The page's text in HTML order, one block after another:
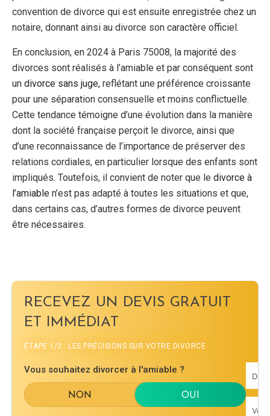
convention de divorce qui est ensuite enregistrée chez un
notaire, donnant ainsi au divorce son caractère officiel.
En conclusion, en 2024 à Paris 75008, la majorité des
divorces sont réalisés à l’amiable et par conséquent sont
un divorce sans juge, reflétant une préférence croissante
pour une séparation consensuelle et moins conflictuelle.
Cette tendance témoigne d’une évolution dans la manière
dont la société française perçoit le divorce, ainsi que
d’une reconnaissance de l’importance de préserver des
relations cordiales, en particulier lorsque des enfants sont
impliqués. Toutefois, il convient de noter que le divorce à
l’amiable n’est pas adapté à toutes les situations et que,
dans certains cas, d’autres formes de divorce peuvent
être nécessaires.
RECEVEZ UN DEVIS GRATUIT
ET IMMÉDIAT
ÉTAPE 1/2 : LES PRÉCISIONS SUR VOTRE DIVORCE
Vous souhaitez divorcer à l'amiable ?